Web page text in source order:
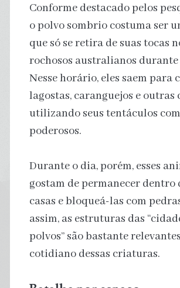
Conforme destacado pelos
o polvo sombrio costuma ser
que só se retira de suas tocas
rochosos australianos durante
Nesse horário, eles saem para
lagostas, caranguejos e
utilizando seus tentáculos
poderosos.
Durante o dia, porém, esses
gostam de permanecer dentro
casas e bloqueá-las com
assim, as estruturas das
polvos” são bastante
cotidiano dessas criaturas.